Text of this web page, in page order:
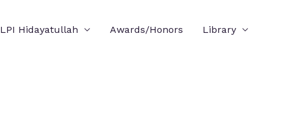
LPI Hidayatullah Awards/Honors Library